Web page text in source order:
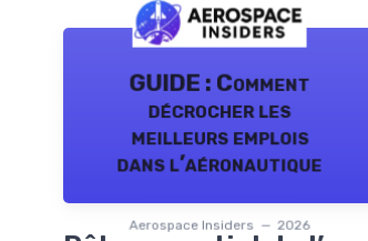
GUIDE : Comment
décrocher les
meilleurs emplois
dans l’aéronautique
Aerospace Insiders — 2026